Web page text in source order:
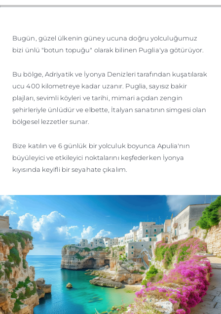
TEKNENIZIN PIYASA DEĞERINI
Bugün, güzel ülkenin güney ucuna doğru yolculuğumuz
bizi ünlü "botun topuğu" olarak bilinen Puglia'ya götürüyor.
Bu bölge, Adriyatik ve İyonya Denizleri tarafından kuşatılarak
ucu 400 kilometreye kadar uzanır. Puglia, sayısız bakir
plajları, sevimli köyleri ve tarihi, mimari açıdan zengin
şehirleriyle ünlüdür ve elbette, İtalyan sanatının simgesi olan
bölgesel lezzetler sunar.
Bize katılın ve 6 günlük bir yolculuk boyunca Apulia'nın
büyüleyici ve etkileyici noktalarını keşfederken İyonya
kıyısında keyifli bir seyahate çıkalım.